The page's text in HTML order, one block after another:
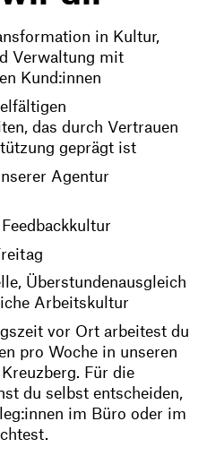
in Kultur,
Verwaltung mit
Kund:innen
das durch Vertrauen
geprägt ist
Agentur
Überstundenausgleich
Arbeitskultur
vor Ort arbeitest du
pro Woche in unseren
Für die
du selbst entscheiden,
im Büro oder im